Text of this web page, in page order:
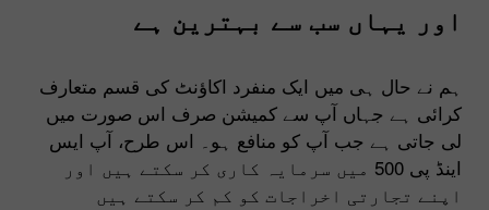
اور یہاں سب سے بہترین ہے
ہم نے حال ہی میں ایک منفرد اکاؤنٹ کی قسم متعارف
کرائی ہے جہاں آپ سے کمیشن صرف اس صورت میں
لی جاتی ہے جب آپ کو منافع ہو۔ اس طرح، آپ ایس
اینڈ پی 500 میں سرمایہ کاری کر سکتے ہیں اور
اپنے تجارتی اخراجات کو کم کر سکتے ہیں